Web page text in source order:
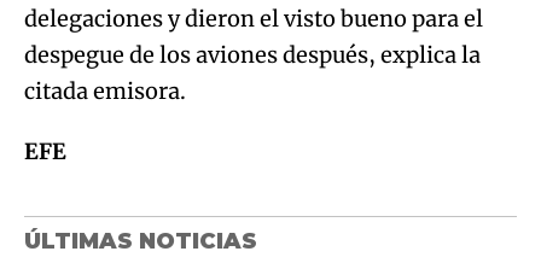
delegaciones y dieron el visto bueno para el
despegue de los aviones después, explica la
citada emisora.
EFE
ÚLTIMAS NOTICIAS